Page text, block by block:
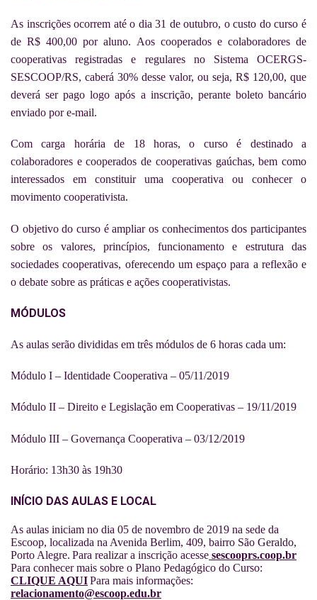
As inscrições ocorrem até o dia 31 de outubro, o custo do curso é
de R$ 400,00 por aluno. Aos cooperados e colaboradores de
cooperativas registradas e regulares no Sistema OCERGS-
SESCOOP/RS, caberá 30% desse valor, ou seja, R$ 120,00, que
deverá ser pago logo após a inscrição, perante boleto bancário
enviado por e-mail.
Com carga horária de 18 horas, o curso é destinado a
colaboradores e cooperados de cooperativas gaúchas, bem como
interessados em constituir uma cooperativa ou conhecer o
movimento cooperativista.
O objetivo do curso é ampliar os conhecimentos dos participantes
sobre os valores, princípios, funcionamento e estrutura das
sociedades cooperativas, oferecendo um espaço para a reflexão e
o debate sobre as práticas e ações cooperativistas.
MÓDULOS
As aulas serão divididas em três módulos de 6 horas cada um:
Módulo I – Identidade Cooperativa – 05/11/2019
Módulo II – Direito e Legislação em Cooperativas – 19/11/2019
Módulo III – Governança Cooperativa – 03/12/2019
Horário: 13h30 às 19h30
INÍCIO DAS AULAS E LOCAL
As aulas iniciam no dia 05 de novembro de 2019 na sede da
Escoop, localizada na Avenida Berlim, 409, bairro São Geraldo,
Porto Alegre. Para realizar a inscrição acesse sescooprs.coop.br
Para conhecer mais sobre o Plano Pedagógico do Curso:
CLIQUE AQUIPara mais informações:
relacionamento@escoop.edu.br